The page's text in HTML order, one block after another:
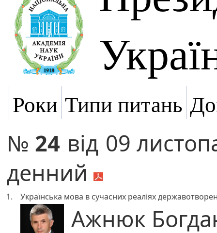
Роки Типи питань
№ 24 від 09
денний
1. Українська мова в сучасних реаліях
Ажнюк